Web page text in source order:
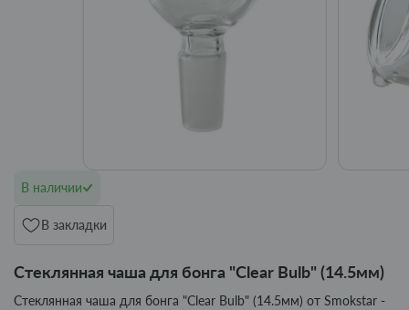
В наличии
В закладки
Стеклянная чаша для бонга "Clear Bulb" (14.5мм)
Стеклянная чаша для бонга "Clear Bulb" (14.5мм) от Smokstar -